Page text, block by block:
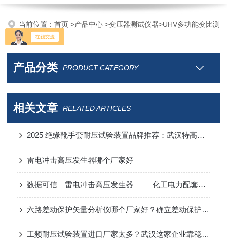
当前位置：首页>产品中心>变压器测试仪器>UHV多功能变比测
试仪
产品分类 PRODUCT CATEGORY
相关文章 RELATED ARTICLES
2025 绝缘靴手套耐压试验装置品牌推荐：武汉特高压筑牢化工安全第一道防线
雷电冲击高压发生器哪个厂家好
数据可信｜雷电冲击高压发生器 —— 化工电力配套高压试验仪器 现货供应
六路差动保护矢量分析仪哪个厂家好？确立差动保护正确动作边界中的应用
工频耐压试验装置进口厂家太多？武汉这家企业靠稳定输出赢得海外订单